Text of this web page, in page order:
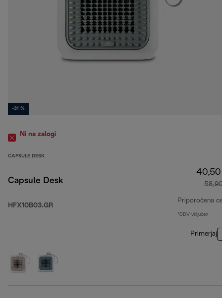
-31 %
Ni na zalogi
CAPSULE DESK
Capsule Desk
HFX10B03.GR
Priporočena
*DDV vključen
Primerjaj